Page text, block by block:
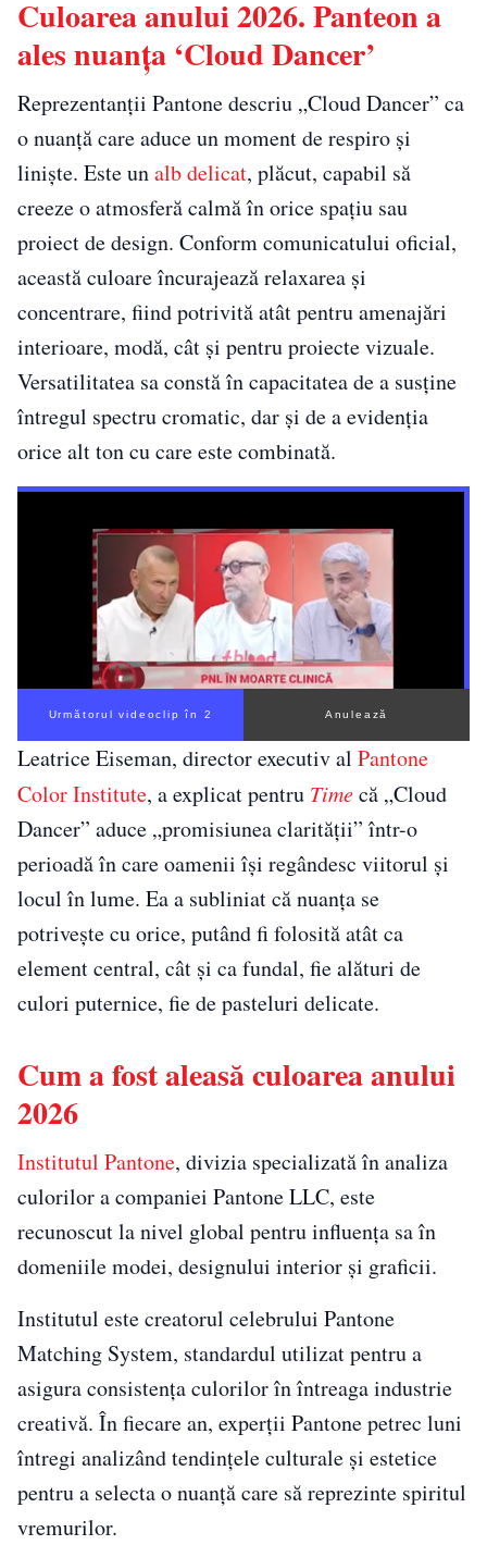
Culoarea anului 2026. Panteon a
ales nuanța ‘Cloud Dancer’
Reprezentanții Pantone descriu „Cloud Dancer” ca
o nuanță care aduce un moment de respiro și
liniște. Este unalb delicat, plăcut, capabil să
creeze o atmosferă calmă în orice spațiu sau
proiect de design. Conform comunicatului oficial,
această culoare încurajează relaxarea și
concentrare, fiind potrivită atât pentru amenajări
interioare, modă, cât și pentru proiecte vizuale.
Versatilitatea sa constă în capacitatea de a susține
întregul spectru cromatic, dar și de a evidenția
orice alt ton cu care este combinată.
Următorul videoclip în 1 Anulează
Leatrice Eiseman, director executiv al Pantone
Color Institute, a explicat pentru Timecă „Cloud
Dancer” aduce „promisiunea clarității” într-o
perioadă în care oamenii își regândesc viitorul și
locul în lume. Ea a subliniat că nuanța se
potrivește cu orice, putând fi folosită atât ca
element central, cât și ca fundal, fie alături de
culori puternice, fie de pasteluri delicate.
Cum a fost aleasă culoarea anului
2026
Institutul Pantone, divizia specializată în analiza
culorilor a companiei Pantone LLC, este
recunoscut la nivel global pentru influența sa în
domeniile modei, designului interior și graficii.
Institutul este creatorul celebrului Pantone
Matching System, standardul utilizat pentru a
asigura consistența culorilor în întreaga industrie
creativă. În fiecare an, experții Pantone petrec luni
întregi analizând tendințele culturale și estetice
pentru a selecta o nuanță care să reprezinte spiritul
vremurilor.